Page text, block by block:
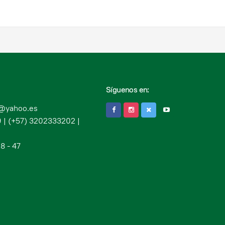
| (+57) 3202333202 |
- 47
Síguenos en: